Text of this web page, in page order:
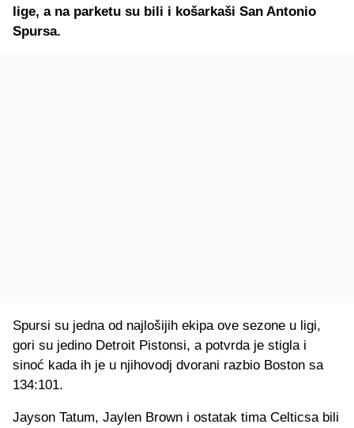
lige, a na parketu su bili i košarkaši San Antonio
Spursa.
Spursi su jedna od najlošijih ekipa ove sezone u ligi,
gori su jedino Detroit Pistonsi, a potvrda je stigla i
sinoć kada ih je u njihovodj dvorani razbio Boston sa
134:101.
Jayson Tatum, Jaylen Brown i ostatak tima Celticsa bili